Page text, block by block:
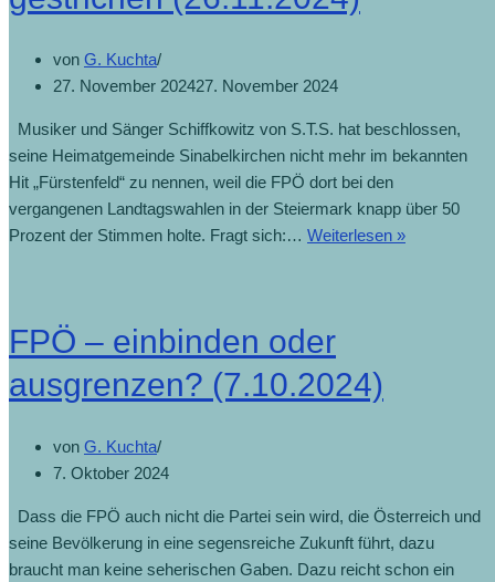
von G. Kuchta
27. November 202427. November 2024
Musiker und Sänger Schiffkowitz von S.T.S. hat beschlossen,
seine Heimatgemeinde Sinabelkirchen nicht mehr im bekannten
Hit „Fürstenfeld“ zu nennen, weil die FPÖ dort bei den
vergangenen Landtagswahlen in der Steiermark knapp über 50
Prozent der Stimmen holte. Fragt sich:… Weiterlesen »
FPÖ – einbinden oder
ausgrenzen? (7.10.2024)
von G. Kuchta
7. Oktober 2024
Dass die FPÖ auch nicht die Partei sein wird, die Österreich und
seine Bevölkerung in eine segensreiche Zukunft führt, dazu
braucht man keine seherischen Gaben. Dazu reicht schon ein